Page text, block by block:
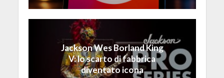
Jackson Wes Borland King
V: lo scarto di fabbrica
diventato icona